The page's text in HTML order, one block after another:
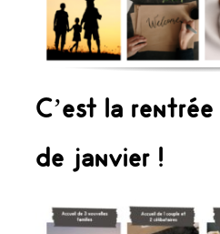
C’est la
de janvier !